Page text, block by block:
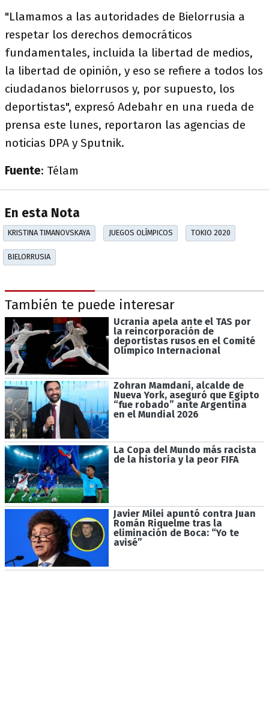
"Llamamos a las autoridades de Bielorrusia a
respetar los derechos democráticos
fundamentales, incluida la libertad de medios,
la libertad de opinión, y eso se refiere a todos los
ciudadanos bielorrusos y, por supuesto, los
deportistas", expresó Adebahr en una rueda de
prensa este lunes, reportaron las agencias de
noticias DPA y Sputnik.
Fuente: Télam
En esta Nota
KRISTINA TIMANOVSKAYA JUEGOS OLÍMPICOS TOKIO 2020
BIELORRUSIA
También te puede interesar
Ucrania apela ante el TAS por
la reincorporación de
deportistas rusos en el Comité
Olímpico Internacional
Zohran Mamdani, alcalde de
Nueva York, aseguró que Egipto
“fue robado” ante Argentina
en el Mundial 2026
La Copa del Mundo más racista
de la historia y la peor FIFA
Javier Milei apuntó contra Juan
Román Riquelme tras la
eliminación de Boca: “Yo te
avisé”